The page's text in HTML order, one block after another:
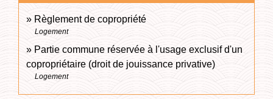
Règlement de copropriété
Logement
Partie commune réservée à l'usage exclusif d'un
copropriétaire (droit de jouissance privative)
Logement